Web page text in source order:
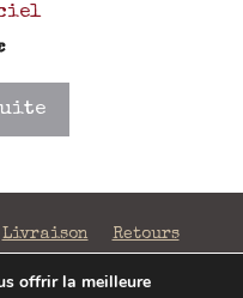
Livraison Retours
offrir la meilleure